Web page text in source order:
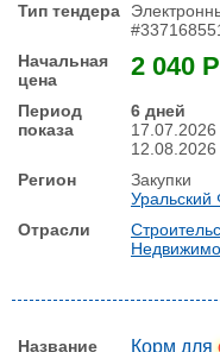
2 040
6 дней
17.07.2026
12.08.2026
Закупки
Корм для